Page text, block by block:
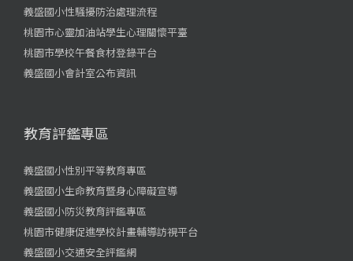
義盛國小性騷擾防治處理流程
桃園市心靈加油站學生心理關懷平臺
桃園市學校午餐食材登錄平台
義盛國小會計室公布資訊
教育評鑑專區
義盛國小性別平等教育專區
義盛國小生命教育暨身心障礙宣導
義盛國小防災教育評鑑專區
桃園市健康促進學校計畫輔導訪視平台
義盛國小交通安全評鑑網